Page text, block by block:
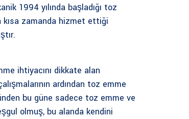
1994 yılında başladığı toz
zamanda hizmet ettiği
ihtiyacını dikkate alan
ardından toz emme
bu güne sadece toz emme ve
olmuş, bu alanda kendini